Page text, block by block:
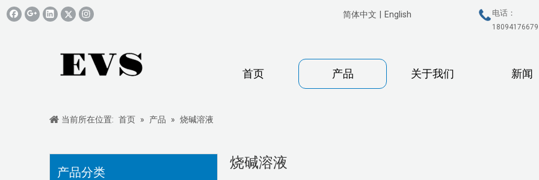
简体中文 English 电话：
18094176679
首页 产品 关于我们 新闻
当前所在位置: 首页 » 产品 » 烧碱溶液
产品分类
烧碱溶液